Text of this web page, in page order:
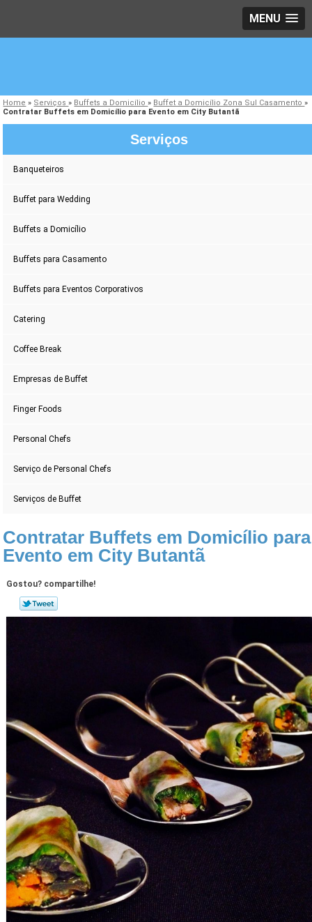
MENU
Home » Serviços» Buffets a Domicílio» Buffet a Domicílio Zona Sul Casamento»
Contratar Buffets em Domicílio para Evento em City Butantã
Serviços
Banqueteiros
Buffet para Wedding
Buffets a Domicílio
Buffets para Casamento
Buffets para Eventos Corporativos
Catering
Coffee Break
Empresas de Buffet
Finger Foods
Personal Chefs
Serviço de Personal Chefs
Serviços de Buffet
Contratar Buffets em Domicílio para
Evento em City Butantã
Gostou? compartilhe!